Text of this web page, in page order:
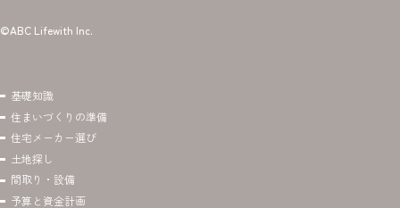
©ABC Lifewith Inc.
基礎知識
住まいづくりの準備
住宅メーカー選び
土地探し
間取り・設備
予算と資金計画